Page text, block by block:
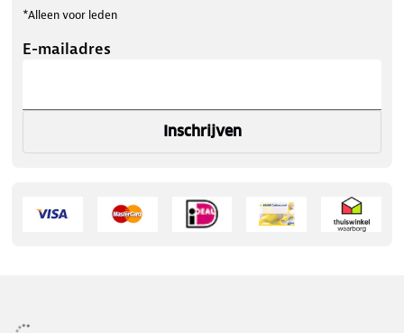
*Alleen voor leden
E-mailadres
Inschrijven